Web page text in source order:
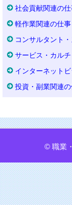
社会貢献関連の
軽作業関連の仕事
コンサルタント
サービス・カル
インターネット
投資・副業関連
© 職業